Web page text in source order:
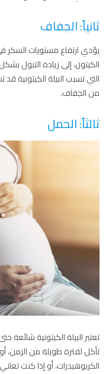
ثانياً: الجفاف
يؤدي ارتفاع مستويات السكر
الكيتون، إلى زيادة التبول
التي تسبب البيلة الكيتونية
من الجفاف.
ثالثاً: الحمل
تعتبر البيلة الكيتونية
تأكل لفترة طويلة من الزمن،
الكربوهيدرات، أو إذا كنت